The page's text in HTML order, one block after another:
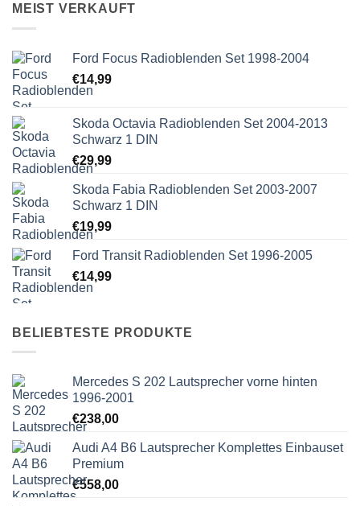
MEIST VERKAUFT
Ford Focus Radioblenden Set 1998-2004
€14,99
Skoda Octavia Radioblenden Set 2004-2013
Schwarz 1 DIN
€29,99
Skoda Fabia Radioblenden Set 2003-2007
Schwarz 1 DIN
€19,99
Ford Transit Radioblenden Set 1996-2005
€14,99
BELIEBTESTE PRODUKTE
Mercedes S 202 Lautsprecher vorne hinten
1996-2001
€238,00
Audi A4 B6 Lautsprecher Komplettes Einbauset
Premium
€558,00